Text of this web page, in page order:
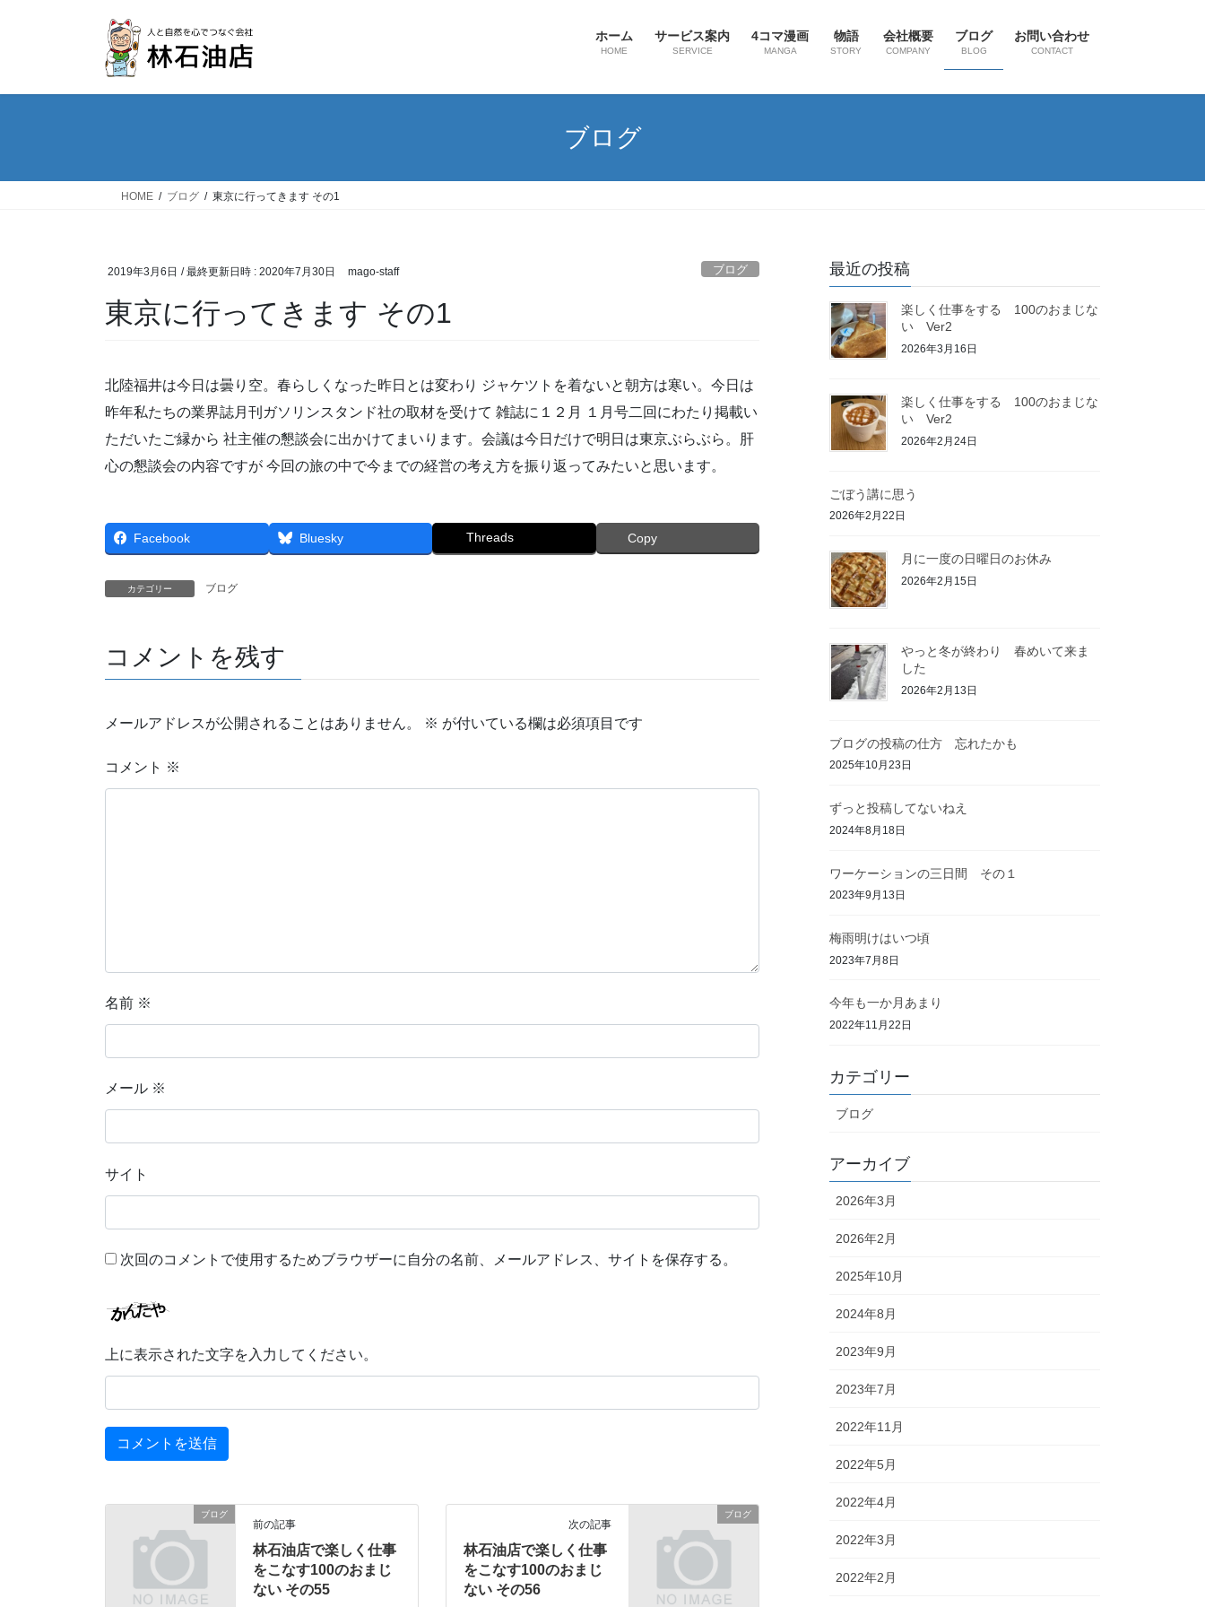
ツ
ッ
シ
移
ホーム
HOME
サービス案内
SERVICE
4コマ漫画
MANGA
物語
STORY
会社概要
COMPANY
ブログ
BLOG
お問い合わせ
CONTACT
ブログ
HOME ブログ 東京に行ってきます その1
2019年3月6日 / 最終更新日時 : 2020年7月30日 mago-staff ブログ
東京に行ってきます その1
北陸福井は今日は曇り空。春らしくなった昨日とは変わり ジャケツトを着ないと朝方は寒い。今日は
昨年私たちの業界誌月刊ガソリンスタンド社の取材を受けて 雑誌に１２月 １月号二回にわたり掲載い
ただいたご縁から 社主催の懇談会に出かけてまいります。会議は今日だけで明日は東京ぶらぶら。肝
心の懇談会の内容ですが 今回の旅の中で今までの経営の考え方を振り返ってみたいと思います。
Facebook Bluesky Threads Copy
カテゴリー ブログ
コメントを残す
メールアドレスが公開されることはありません。 ※ が付いている欄は必須項目です
コメント ※
名前 ※
メール ※
サイト
次回のコメントで使用するためブラウザーに自分の名前、メールアドレス、サイトを保存する。
上に表示された文字を入力してください。
ブログ
前の記事
林石油店で楽しく仕事
をこなす100のおまじ
ない その55
ブログ
次の記事
林石油店で楽しく仕事
をこなす100のおまじ
ない その56
最近の投稿
楽しく仕事をする 100のおまじな
い Ver2
2026年3月16日
楽しく仕事をする 100のおまじな
い Ver2
2026年2月24日
ごぼう講に思う
2026年2月22日
月に一度の日曜日のお休み
2026年2月15日
やっと冬が終わり 春めいて来ま
した
2026年2月13日
ブログの投稿の仕方 忘れたかも
2025年10月23日
ずっと投稿してないねえ
2024年8月18日
ワーケーションの三日間 その１
2023年9月13日
梅雨明けはいつ頃
2023年7月8日
今年も一か月あまり
2022年11月22日
カテゴリー
ブログ
アーカイブ
2026年3月
2026年2月
2025年10月
2024年8月
2023年9月
2023年7月
2022年11月
2022年5月
2022年4月
2022年3月
2022年2月